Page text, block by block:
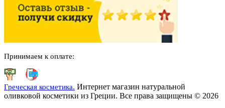
Принимаем к оплате:
Греческая косметика. Интернет магазин натуральной
оливковой косметики из Греции. Все права защищены © 2026